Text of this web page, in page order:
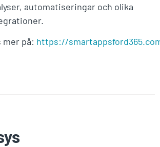
automatiseringar och olika
mer på: https://